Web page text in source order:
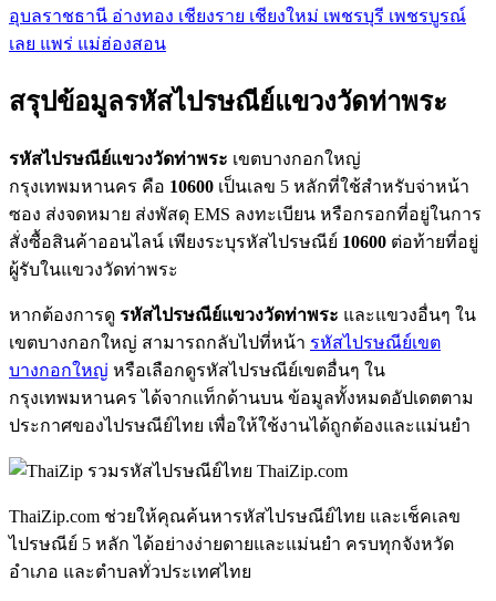
อุบลราชธานี อ่างทอง เชียงราย เชียงใหม่ เพชรบุรี เพชรบูรณ์
เลย แพร่ แม่ฮ่องสอน
สรุปข้อมูลรหัสไปรษณีย์แขวงวัดท่าพระ
รหัสไปรษณีย์แขวงวัดท่าพระ เขตบางกอกใหญ่
กรุงเทพมหานคร คือ 10600 เป็นเลข 5 หลักที่ใช้สำหรับจ่าหน้า
ซอง ส่งจดหมาย ส่งพัสดุ EMS ลงทะเบียน หรือกรอกที่อยู่ในการ
สั่งซื้อสินค้าออนไลน์ เพียงระบุรหัสไปรษณีย์ 10600 ต่อท้ายที่อยู่
ผู้รับในแขวงวัดท่าพระ
หากต้องการดู รหัสไปรษณีย์แขวงวัดท่าพระ และแขวงอื่นๆ ใน
เขตบางกอกใหญ่ สามารถกลับไปที่หน้า รหัสไปรษณีย์เขต
บางกอกใหญ่ หรือเลือกดูรหัสไปรษณีย์เขตอื่นๆ ใน
กรุงเทพมหานคร ได้จากแท็กด้านบน ข้อมูลทั้งหมดอัปเดตตาม
ประกาศของไปรษณีย์ไทย เพื่อให้ใช้งานได้ถูกต้องและแม่นยำ
ThaiZip.com
ThaiZip.com ช่วยให้คุณค้นหารหัสไปรษณีย์ไทย และเช็คเลข
ไปรษณีย์ 5 หลัก ได้อย่างง่ายดายและแม่นยำ ครบทุกจังหวัด
อำเภอ และตำบลทั่วประเทศไทย